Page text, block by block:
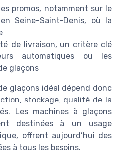
promos, notamment sur le
Seine-Saint-Denis, où la
de livraison, un critère clé
automatiques ou les
glaçons
glaçons idéal dépend donc
stockage, qualité de la
Les machines à glaçons
destinées à un usage
offrent aujourd’hui des
à tous les besoins.